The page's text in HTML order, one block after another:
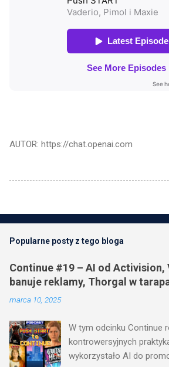
AUTOR: https://chat.openai.com
Popularne posty z tego bloga
Continue #19 – AI od Activision,
banuje reklamy, Thorgal w
marca 10, 2025
W tym odcinku Continue
kontrowersyjnych
wykorzystało AI do